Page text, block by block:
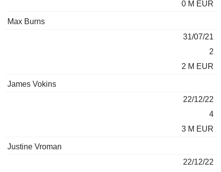
0 M EUR
Max Burns
31/07/21
2
2 M EUR
James Vokins
22/12/22
4
3 M EUR
Justine Vroman
22/12/22